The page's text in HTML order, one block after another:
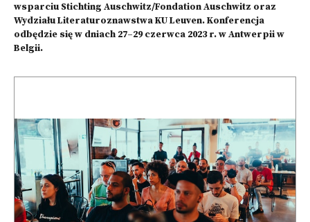
wsparciu Stichting Auschwitz/Fondation Auschwitz oraz
Wydziału Literaturoznawstwa KU Leuven. Konferencja
odbędzie się w dniach 27–29 czerwca 2023 r. w Antwerpii w
Belgii.